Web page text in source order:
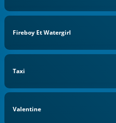
Fireboy Et Watergirl
Taxi
Valentine